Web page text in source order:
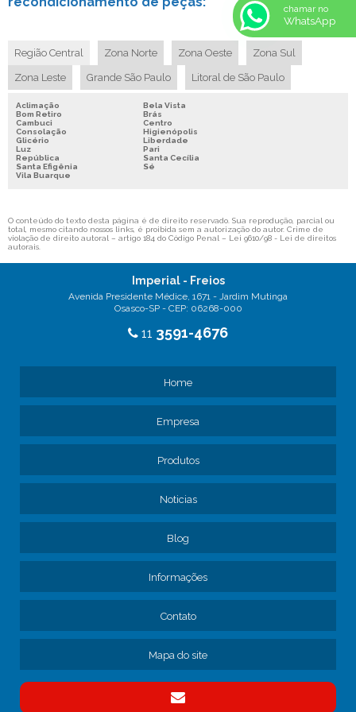
MANUTENÇÃO DE FREIO A AR
EMPRESA DE SISTEMA DE FREIO A AR
SERVIÇOS EM FREIO DE AR
RECONDICIONAMENTO DE FREIO DE CAMINHÃO
RECONDICIONAMENTO DE FREIO DE ONIBUS
CONSERTO E MANUTENÇÃO DE FREIOS DE CAMINHÃO
COMPRESSOR DE AR FREIOS DE VEÍCULOS PESADOS
COMPRESSOR DE ÔNIBUS
COMPRESSOR PARA CAMINHÃO
COMPRESSOR PARA FREIO DE CAMINHÃO
CUICA DE FREIO MICRO ONIBUS
AJUSTE DE FREIO DE CAMINHÃO
ASSISTÊNCIA TÉCNICA PARA FROTA DE CAMINHÕES
AVALIAÇÃO DE MANUTENÇÃO DE FROTA DE CAMINHÕES
CONSERTO DE FREIOS DE CAMINHÃO
CONTRATAR MANUTENÇÃO DE FROTA
CONTRATO DE MANUTENÇÃO DE CAMINHÕES
CONTRATO DE MANUTENÇÃO DE FROTA
CONTRATO MANUTENÇÃO CAMINHÕES EMPRESA
EMPRESA DE MANUTENÇÃO DE FREIO DE CAMINHÃO
EMPRESA DE MANUTENÇÃO DE FROTA
EMPRESA DE MANUTENÇÃO DE FROTA SP
Região Central Zona Norte Zona Oeste Zona Sul
Zona Leste Grande São Paulo Litoral de São Paulo
Aclimação
Bela Vista
Bom Retiro
Brás
Cambuci
Centro
Consolação
Higienópolis
Glicério
Liberdade
Luz
Pari
República
Santa Cecília
Santa Efigênia
Sé
Vila Buarque
O conteúdo do texto desta página é de direito reservado. Sua reprodução, parcial ou
total, mesmo citando nossos links, é proibida sem a autorização do autor. Crime de
violação de direito autoral – artigo 184 do Código Penal – Lei 9610/98 - Lei de direitos
autorais
Imperial - Freios
Avenida Presidente Médice, 1671 - Jardim Mutinga
Osasco-SP - CEP: 06268-000
11 3591-4676
Home
Empresa
Produtos
Noticias
Blog
Informações
Contato
Mapa do site
chamar no
WhatsApp